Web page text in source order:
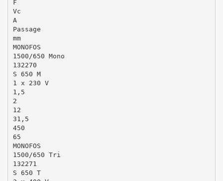
F
Vc
A
Passage
mm
MONOFOS
1500/650 Mono
132270
S 650 M
1 x 230 V
1,5
2
12
31,5
450
65
MONOFOS
1500/650 Tri
132271
S 650 T